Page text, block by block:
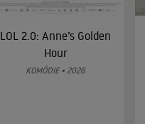
LOL 2.0: Anne’s Golden
Hour
KOMÖDIE • 2026